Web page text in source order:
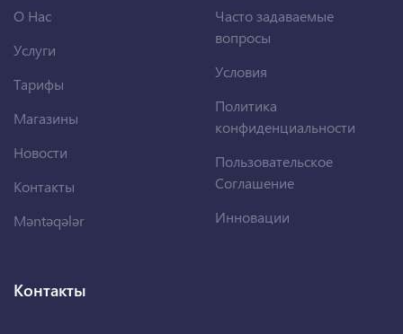
О Нас
Услуги
Тарифы
Магазины
Новости
Контакты
Məntəqələr
Часто задаваемые
вопросы
Условия
Политика
конфиденциальности
Пользовательское
Соглашение
Инновации
Контакты